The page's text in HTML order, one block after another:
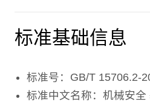
标准基础信息
标准号：GB/T 15706.2-
标准中文名称：机械安全